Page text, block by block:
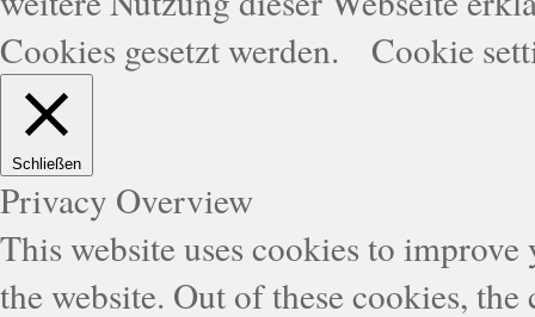
Cookies gesetzt werden.
Cookie
Schließen
Privacy Overview
This website uses cookies to
the website. Out of these cookies,